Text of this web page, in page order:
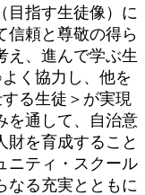
指す生徒像）に
信頼と尊敬の得ら
え、進んで学ぶ生
く協力し、他を
る生徒＞が実現
を通して、自治意
財を育成すること
ニティ・スクール
なる充実とともに